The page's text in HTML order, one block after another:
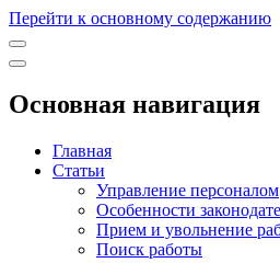
Перейти к основному содержанию
Основная навигация
Главная
Статьи
Управление персоналом
Особенности
Прием и увольнение
Поиск работы